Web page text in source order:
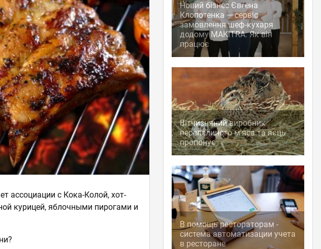
ассоциации с Кока-Колой, хот-
курицей, яблочными пирогами и
Новий бізнес Євгена
Клопотенка — сервіс
замовлення шеф-кухаря
додому MAKITRA. Як він
працює
Вітчизняний виробник
перепелиного м'яса та яєць
пропонує
В помощь рестораторам -
система автоматизации учета
в ресторане